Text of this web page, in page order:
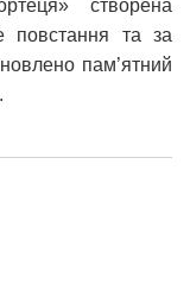
створена
повстання та за
пам’ятний